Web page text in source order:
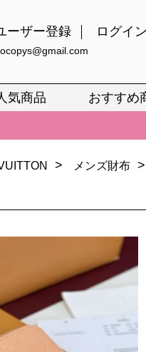
ーザー登録 ログイン
気商品 おすすめ
取扱い。最高品質の再現度を
中のご注文でお得な割引をご
バッグ最新モデルが登場。上
扱い。最高品質の再現度を
バッグ最新モデルが登場。上
> メンズ財布 >